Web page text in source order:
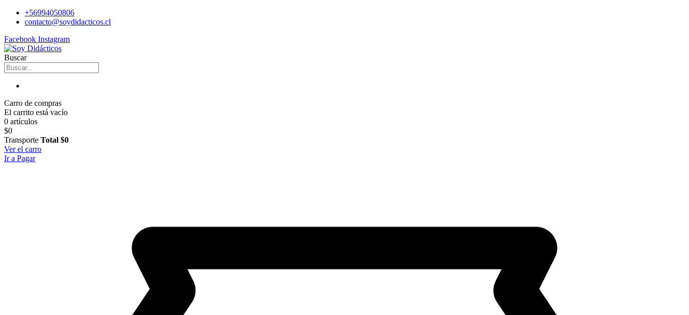
+56994050806
contacto@soydidacticos.cl
Facebook Instagram
Buscar
Carro de compras
El carrito está vacío
0 artículos
$0
Transporte Total $0
Ver el carro
Ir a Pagar